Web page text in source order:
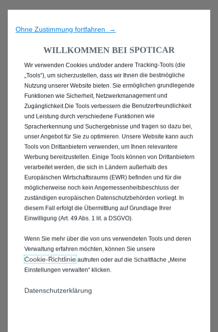
ENTDECKEN SIE ALLE
PEUGEOT 2008 MIT
ELEKTRO ANTRIEB IN
KONSTANZ
Ohne Zustimmung fortfahren →
WILLKOMMEN BEI SPOTICAR
Wir verwenden Cookies und/oder andere Tracking-Tools (die
„Tools“), um sicherzustellen, dass wir Ihnen die bestmögliche
Nutzung unserer Website bieten. Sie ermöglichen grundlegende
Funktionen wie Sicherheit, Netzwerkmanagement und
Zugänglichkeit.Die Tools verbessern die Benutzerfreundlichkeit
und Leistung durch verschiedene Funktionen wie
Spracherkennung und Suchergebnisse und tragen so dazu bei,
unser Angebot für Sie zu optimieren. Unsere Website kann auch
Tools von Drittanbietern verwenden, um Ihnen relevantere
Werbung bereitzustellen. Einige Tools können von Drittanbietern
verarbeitet werden, die sich in Ländern außerhalb des
Europäischen Wirtschaftsraums (EWR) befinden und für die
möglicherweise noch kein Angemessenheitsbeschluss der
zuständigen europäischen Datenschutzbehörden vorliegt. In
diesem Fall erfolgt die Übermittlung auf Grundlage Ihrer
Einwilligung (Art. 49 Abs. 1 lit. a DSGVO).
Wenn Sie mehr über die von uns verwendeten Tools und deren
Verwaltung erfahren möchten, können Sie unsere
Cookie‑Richtlinieaufrufen oder auf die Schaltfläche „Meine
Einstellungen verwalten“ klicken.
Datenschutzerklärung